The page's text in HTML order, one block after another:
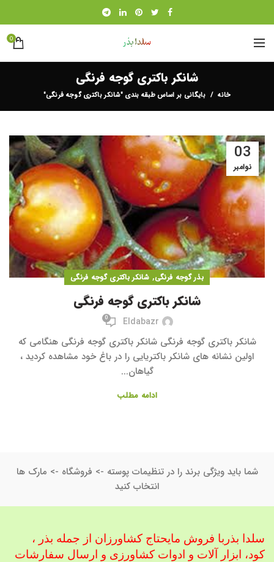
0
شانکر باکتری گوجه فرنگی
خانه بایگانی بر اساس طبقه بندی "شانکر باکتری گوجه فرنگی"
03
نوامبر
بذر گوجه فرنگی,شانکر باکتری گوجه فرنگی
شانکر باکتری گوجه فرنگی
Eldabazr
0
شانکر باکتری گوجه فرنگی شانکر باکتری گوجه فرنگی هنگامی که
اولین نشانه های شانکر باکتریایی را در باغ خود مشاهده کردید ،
گیاهان...
ادامه مطلب
شما باید ویژگی برند را در تنظیمات پوسته -> فروشگاه -> مارک ها
انتخاب کنید
سلدا بذربا فروش مایحتاج کشاورزان از جمله بذر ،
کود، ابزار آلات و ادوات کشاورزی و ارسال سفارشات